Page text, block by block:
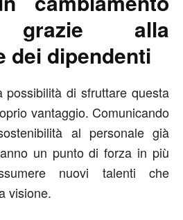
grazie alla
dei dipendenti
possibilità di sfruttare questa
vantaggio. Comunicando
al personale già
un punto di forza in più
nuovi talenti che
visione.